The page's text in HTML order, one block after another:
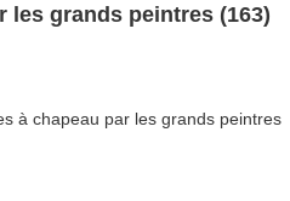
les grands peintres (163)